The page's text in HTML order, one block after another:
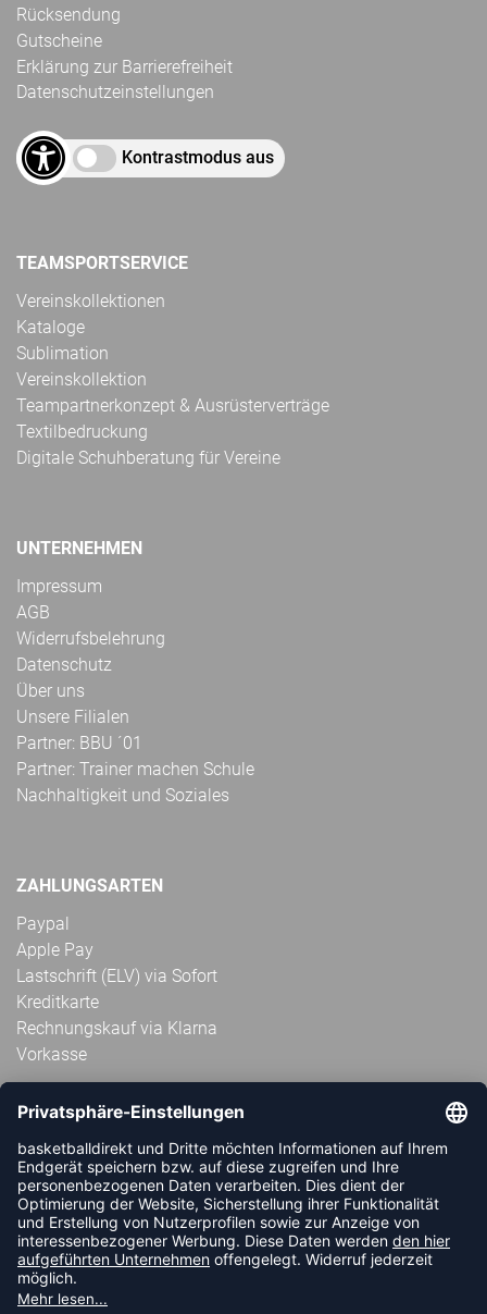
Rücksendung
Gutscheine
Erklärung zur Barrierefreiheit
Datenschutzeinstellungen
Kontrastmodus aus
TEAMSPORTSERVICE
Vereinskollektionen
Kataloge
Sublimation
Vereinskollektion
Teampartnerkonzept & Ausrüsterverträge
Textilbedruckung
Digitale Schuhberatung für Vereine
UNTERNEHMEN
Impressum
AGB
Widerrufsbelehrung
Datenschutz
Über uns
Unsere Filialen
Partner: BBU ´01
Partner: Trainer machen Schule
Nachhaltigkeit und Soziales
ZAHLUNGSARTEN
Paypal
Apple Pay
Lastschrift (ELV) via Sofort
Kreditkarte
Rechnungskauf via Klarna
Vorkasse
ABONNIERE JETZT DEN KOSTENLOSEN
HANDBALLDIREKT-NEWSLETTER UND VERPASSE KEINE
NEUIGKEIT ODER AKTION MEHR.
JETZT ANMELDEN